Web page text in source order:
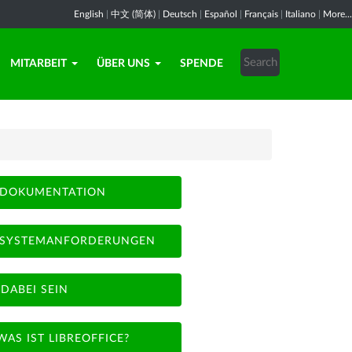
English 中文 (简体) Deutsch Español Français Italiano More...
MITARBEIT ÜBER UNS SPENDE
DOKUMENTATION
SYSTEMANFORDERUNGEN
DABEI SEIN
IST LIBREOFFICE?